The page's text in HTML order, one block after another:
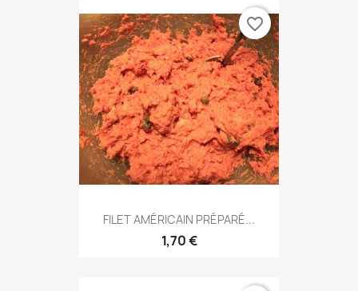
FILET AMÉRICAIN PRÉPARÉ...
1,70 €
favorite_border